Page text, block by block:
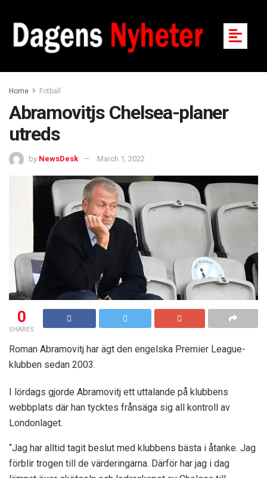
Home Fotball
Abramovitjs Chelsea-planer
utreds
by NewsDesk March 1, 2022
0
SHARES
Roman Abramovitj har ägt den engelska Premier League-
klubben sedan 2003.
I lördags gjorde Abramovitj ett uttalande på klubbens
webbplats där han tycktes frånsäga sig all kontroll av
Londonlaget.
“Jag har alltid tagit beslut med klubbens bästa i åtanke. Jag
förblir trogen till de värderingarna. Därför har jag i dag